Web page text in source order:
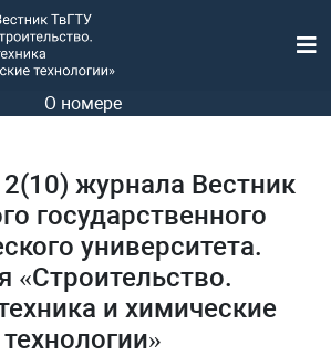
О номере
журнала Вестник
государственного
университета.
«Строительство.
и химические
технологии»